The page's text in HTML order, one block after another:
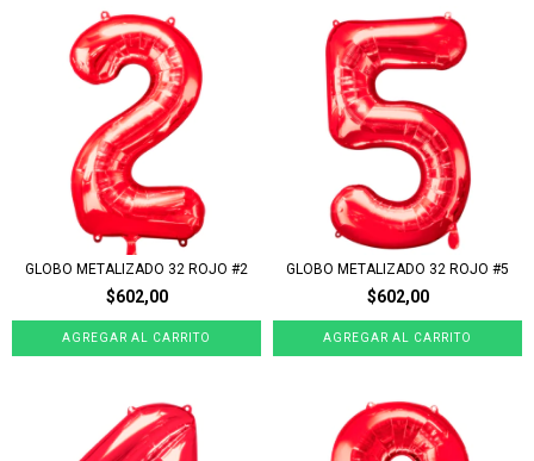
GLOBO METALIZADO 32 ROJO #2
$602,00
GLOBO METALIZADO 32 ROJO #5
$602,00